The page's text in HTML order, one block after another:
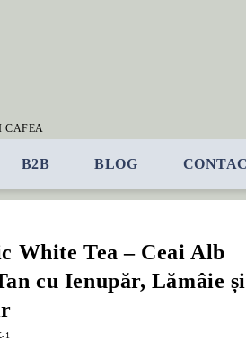
CAFEA
B2B BLOG
White Tea – Ceai Alb
cu Ienupăr, Lămâie și
1